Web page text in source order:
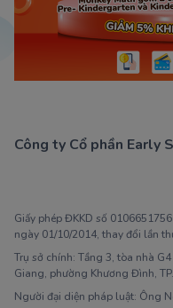
Công ty Cổ phần Early
Giấy phép ĐKKD số
ngày 01/10/2014, thay đổi lần
Trụ sở chính: Tầng 3, tòa nhà
Giang, phường Khương Đình,
Người đại diện pháp luật: Ông